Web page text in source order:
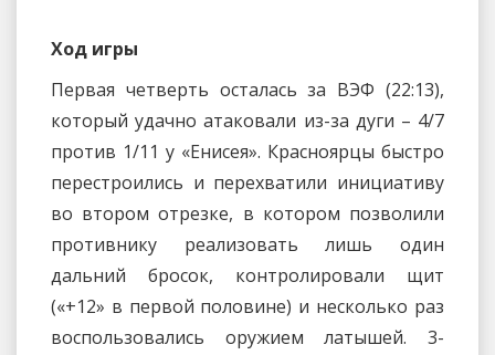
Ход игры
Первая четверть осталась за ВЭФ (22:13),
который удачно атаковали из-за дуги – 4/7
против 1/11 у «Енисея». Красноярцы быстро
перестроились и перехватили инициативу
во втором отрезке, в котором позволили
противнику реализовать лишь один
дальний бросок, контролировали щит
(«+12» в первой половине) и несколько раз
воспользовались оружием латышей. 3-